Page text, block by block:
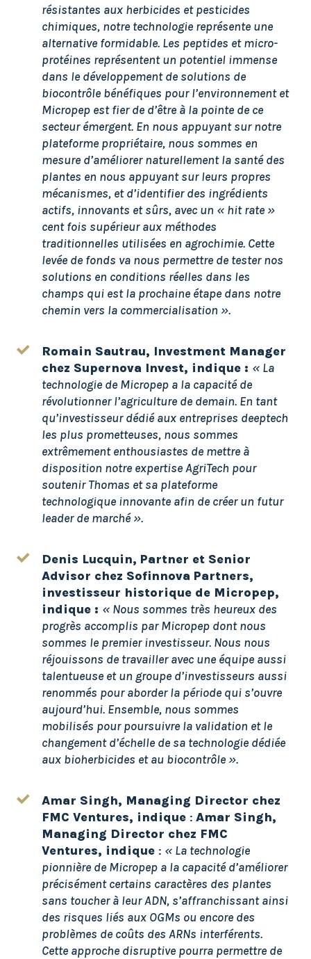
résistantes aux herbicides et pesticides
chimiques, notre technologie représente une
alternative formidable. Les peptides et micro-
protéines représentent un potentiel immense
dans le développement de solutions de
biocontrôle bénéfiques pour l’environnement et
Micropep est fier de d’être à la pointe de ce
secteur émergent. En nous appuyant sur notre
plateforme propriétaire, nous sommes en
mesure d’améliorer naturellement la santé des
plantes en nous appuyant sur leurs propres
mécanismes, et d’identifier des ingrédients
actifs, innovants et sûrs, avec un « hit rate »
cent fois supérieur aux méthodes
traditionnelles utilisées en agrochimie. Cette
levée de fonds va nous permettre de tester nos
solutions en conditions réelles dans les
champs qui est la prochaine étape dans notre
chemin vers la commercialisation ».
Romain Sautrau, Investment Manager
chez Supernova Invest, indique : « La
technologie de Micropep a la capacité de
révolutionner l’agriculture de demain. En tant
qu’investisseur dédié aux entreprises deeptech
les plus prometteuses, nous sommes
extrêmement enthousiastes de mettre à
disposition notre expertise AgriTech pour
soutenir Thomas et sa plateforme
technologique innovante afin de créer un futur
leader de marché ».
Denis Lucquin, Partner et Senior
Advisor chez Sofinnova Partners,
investisseur historique de Micropep,
indique : « Nous sommes très heureux des
progrès accomplis par Micropep dont nous
sommes le premier investisseur. Nous nous
réjouissons de travailler avec une équipe aussi
talentueuse et un groupe d’investisseurs aussi
renommés pour aborder la période qui s’ouvre
aujourd’hui. Ensemble, nous sommes
mobilisés pour poursuivre la validation et le
changement d’échelle de sa technologie dédiée
aux bioherbicides et au biocontrôle ».
Amar Singh, Managing Director chez
FMC Ventures, indique : Amar Singh,
Managing Director chez FMC
Ventures, indique : « La technologie
pionnière de Micropep a la capacité d’améliorer
précisément certains caractères des plantes
sans toucher à leur ADN, s’affranchissant ainsi
des risques liés aux OGMs ou encore des
problèmes de coûts des ARNs interférents.
Cette approche disruptive pourra permettre de